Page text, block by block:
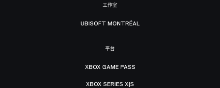
工作室
UBISOFT MONTRÉAL
平台
XBOX GAME PASS
XBOX SERIES X|S